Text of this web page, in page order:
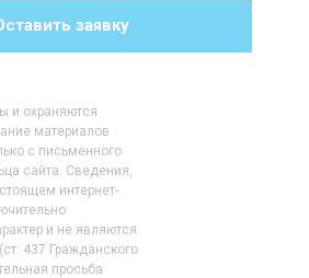
заявку
и охраняются
материалов
с письменного
сайта. Сведения,
интернет-
и не являются
437 Гражданского
просьба